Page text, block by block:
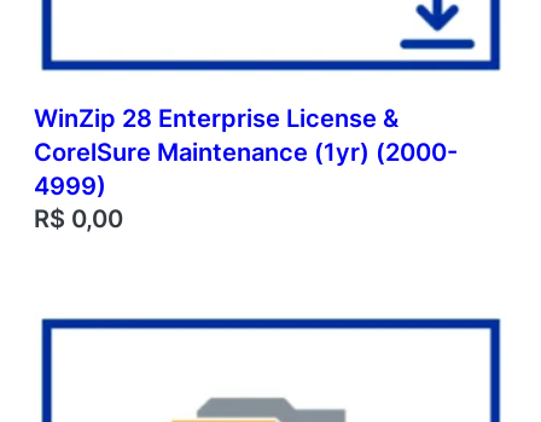
WinZip 28 Enterprise License &
CorelSure Maintenance (1yr) (2000-
4999)
R$ 0,00